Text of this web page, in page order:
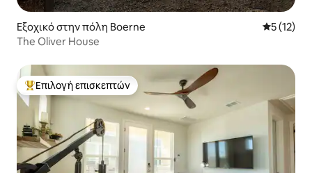
Εξοχικό στην πόλη Boerne Μέση
5 (12)
The Oliver House
Κορυφαία επιλογή επισκεπτών
Επιλογή επισκεπτών